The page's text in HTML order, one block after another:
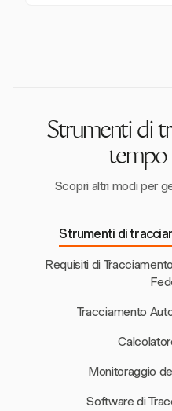
Strumenti di
tempo
Scopri altri modi per
Strumenti di
Requisiti di
Tracciamento
Monitoraggio
Software di